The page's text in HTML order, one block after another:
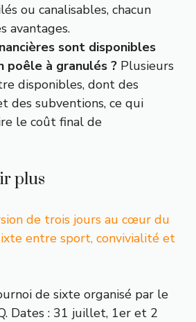
ou canalisables, chacun
avantages.
sont disponibles
poêle à granulés ? Plusieurs
disponibles, dont des
des subventions, ce qui
le coût final de
plus
de trois jours au cœur du
entre sport, convivialité et
de sixte organisé par le
Dates : 31 juillet, 1er et 2